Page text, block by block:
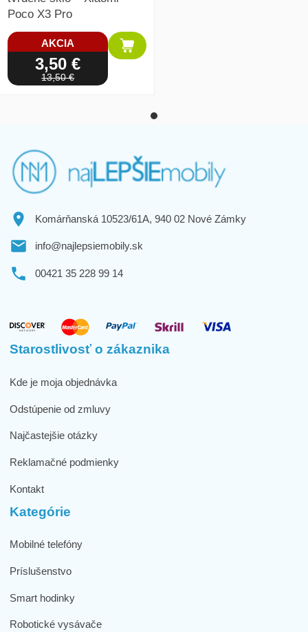
Poco X3 Pro
AKCIA
3,50 €
13,50 €
Komárňanská 10523/61A, 940 02 Nové Zámky
info@najlepsiemobily.sk
00421 35 228 99 14
Starostlivosť o zákaznika
Kde je moja objednávka
Odstúpenie od zmluvy
Najčastejšie otázky
Reklamačné podmienky
Kontakt
Kategórie
Mobilné telefóny
Príslušenstvo
Smart hodinky
Robotické vysávače